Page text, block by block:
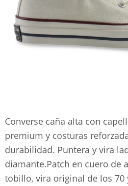
Converse caña alta con
premium y costuras
durabilidad. Puntera y vira
diamante.Patch en cuero de
tobillo, vira original de los